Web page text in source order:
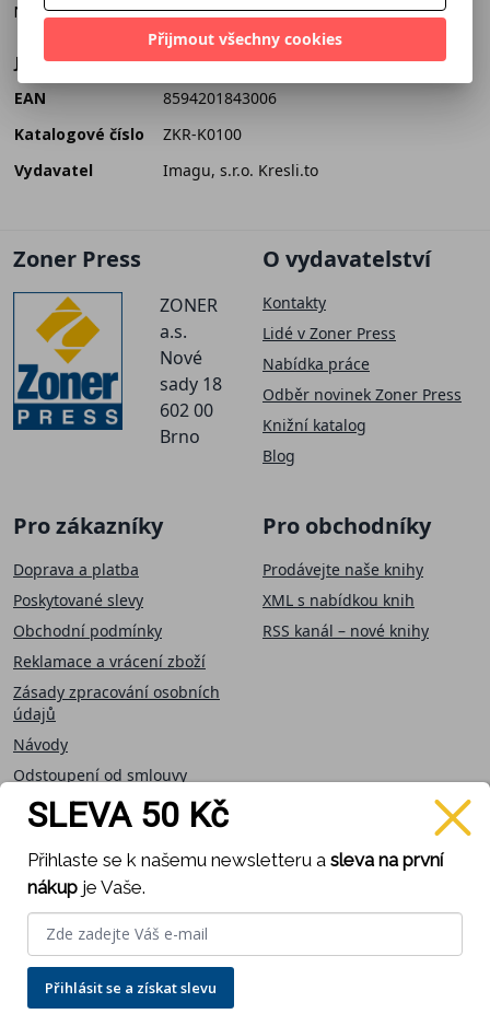
Není baleno v igelitu, součástí je bílá obálka, rozměr 17x11,5cm.
Jazyk
český
EAN
8594201843006
Katalogové číslo
ZKR-K0100
Vydavatel
Imagu, s.r.o. Kresli.to
Zoner Press
ZONER
a.s.
Nové
sady 18
602 00
Brno
O vydavatelství
Kontakty
Lidé v Zoner Press
Nabídka práce
Odběr novinek Zoner Press
Knižní katalog
Blog
Pro zákazníky
Doprava a platba
Poskytované slevy
Obchodní podmínky
Reklamace a vrácení zboží
Zásady zpracování osobních
údajů
Návody
Odstoupení od smlouvy
Pro obchodníky
Prodávejte naše knihy
XML s nabídkou knih
RSS kanál – nové knihy
Přijímáme on-line
platby
Sledujte nás
Přijmout všechny cookies
SLEVA 50 Kč
Přihlaste se k našemu newsletteru a sleva na první
nákup je Vaše.
Přihlásit se a získat slevu